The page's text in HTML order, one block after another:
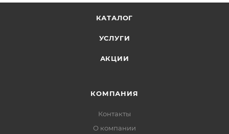
КАТАЛОГ
УСЛУГИ
АКЦИИ
КОМПАНИЯ
Контакты
О компании